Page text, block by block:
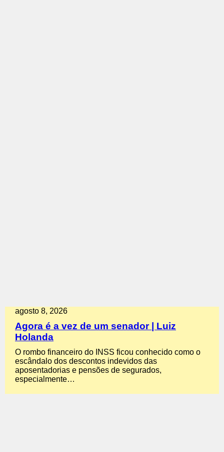
agosto 8, 2026
Agora é a vez de um senador | Luiz
Holanda
O rombo financeiro do INSS ficou conhecido como o
escândalo dos descontos indevidos das
aposentadorias e pensões de segurados,
especialmente…